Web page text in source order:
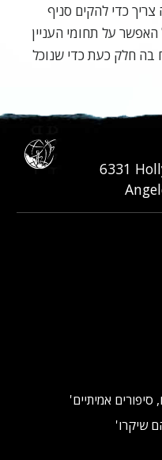
כדי להקים סניף
על תחומי העניין
בה חלק כעת כדי שנוכל
6331‎
סיפורים אמיתיים'
שיקרו'